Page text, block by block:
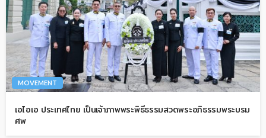
MOVEMENT
เอไอเอ ประเทศไทย เป็นเจ้าภาพพระพิธีธรรมสวดพระอภิธรรมพระบรม
ศพ